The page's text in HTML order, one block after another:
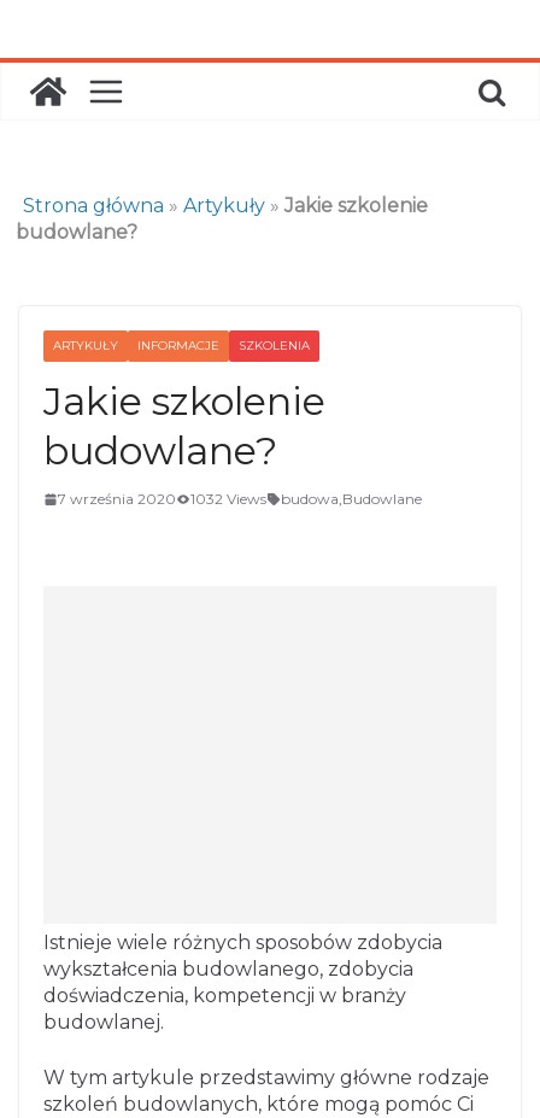
content
Strona główna »Artykuły »Jakie szkolenie
budowlane?
ARTYKUŁY INFORMACJE SZKOLENIA
Jakie szkolenie
budowlane?
7 września 2020 1032 Views budowa,Budowlane
Istnieje wiele różnych sposobów zdobycia
wykształcenia budowlanego, zdobycia
doświadczenia, kompetencji w branży
budowlanej.
W tym artykule przedstawimy główne rodzaje
szkoleń budowlanych, które mogą pomóc Ci